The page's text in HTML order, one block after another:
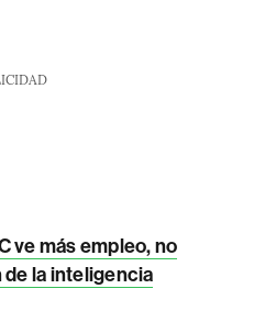
ve más empleo, no
de la inteligencia